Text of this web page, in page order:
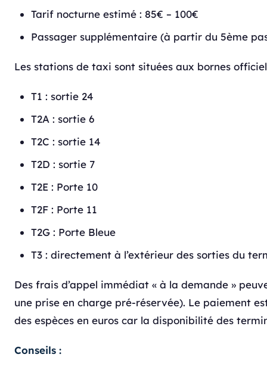
Tarif nocturne estimé : 85€ – 100€
Passager supplémentaire (à partir du 5ème
Les stations de taxi sont situées aux bornes
T1 : sortie 24
T2A : sortie 6
T2C : sortie 14
T2D : sortie 7
T2E : Porte 10
T2F : Porte 11
T2G : Porte Bleue
T3 : directement à l’extérieur des sorties du
Des frais d’appel immédiat « à la demande »
une prise en charge pré-réservée). Le paiement
des espèces en euros car la disponibilité des
Conseils :